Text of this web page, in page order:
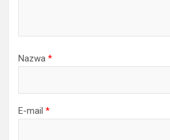
Nazwa *
E-mail *